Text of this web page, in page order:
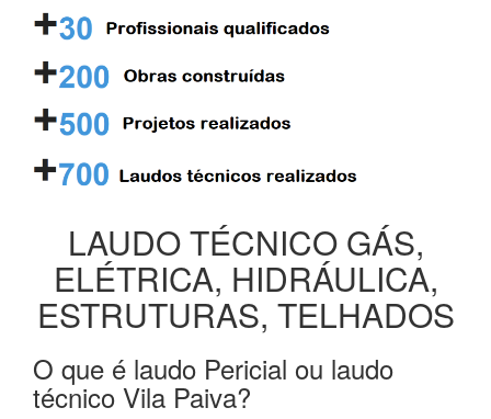
LAUDO TÉCNICO GÁS,
ELÉTRICA, HIDRÁULICA,
ESTRUTURAS, TELHADOS
O que é laudo Pericial ou laudo
técnico Vila Paiva?